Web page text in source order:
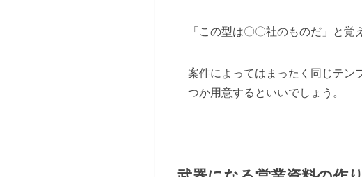
「この型は〇〇社のものだ」と
案件によってはまったく同じテン
つか用意するといいでしょう。